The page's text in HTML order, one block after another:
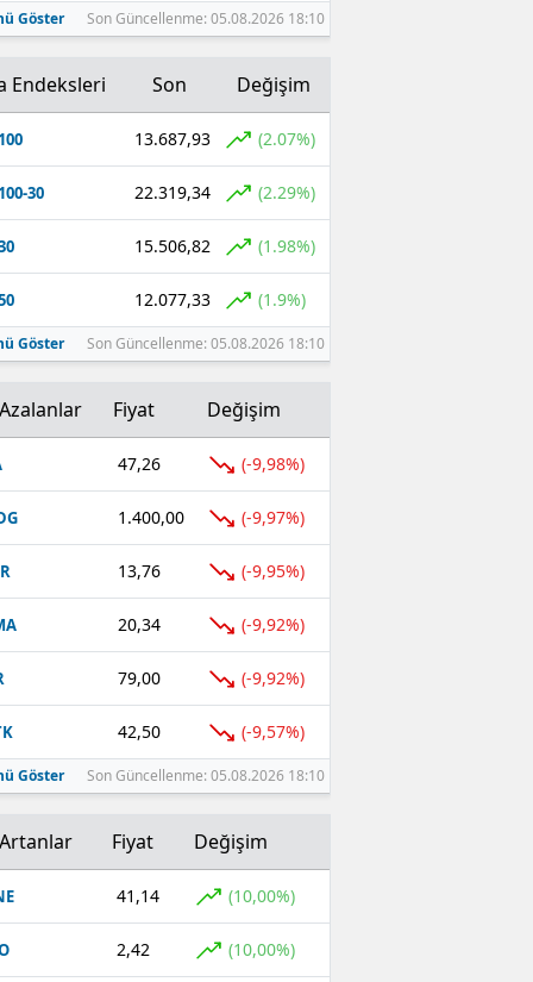
Göster Son Güncellenme: 05.08.2026 18:10
Endeksleri Son Değişim
13.687,93 (2.07%)
30 22.319,34 (2.29%)
15.506,82 (1.98%)
12.077,33 (1.9%)
Göster Son Güncellenme: 05.08.2026 18:10
Fiyat Değişim
47,26 (-9,98%)
1.400,00 (-9,97%)
13,76 (-9,95%)
20,34 (-9,92%)
79,00 (-9,92%)
42,50 (-9,57%)
Göster Son Güncellenme: 05.08.2026 18:10
Fiyat Değişim
41,14 (10,00%)
2,42 (10,00%)